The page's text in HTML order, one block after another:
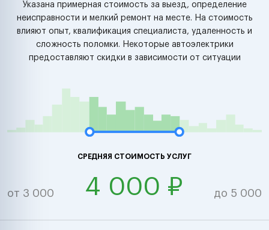
Указана примерная стоимость за выезд, определение
неисправности и мелкий ремонт на месте. На стоимость
влияют опыт, квалификация специалиста, удаленность и
сложность поломки. Некоторые автоэлектрики
предоставляют скидки в зависимости от ситуации
СРЕДНЯЯ СТОИМОСТЬ УСЛУГ
от 3 000 4 000 ₽ до 5 000